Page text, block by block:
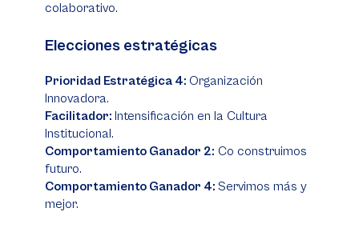
colaborativo.
Elecciones estratégicas
Prioridad Estratégica 4: Organización
Innovadora.
Facilitador: Intensificación en la Cultura
Institucional.
Comportamiento Ganador 2: Co construimos
futuro.
Comportamiento Ganador 4: Servimos más y
mejor.